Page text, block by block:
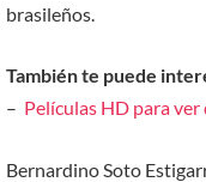
brasileños.
También te puede
– Películas HD para ver
Bernardino Soto